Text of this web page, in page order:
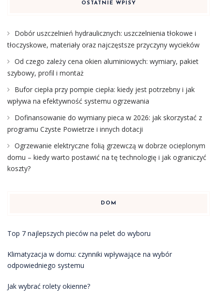
OSTATNIE WPISY
Dobór uszczelnień hydraulicznych: uszczelnienia tłokowe i
tłoczyskowe, materiały oraz najczęstsze przyczyny wycieków
Od czego zależy cena okien aluminiowych: wymiary, pakiet
szybowy, profil i montaż
Bufor ciepła przy pompie ciepła: kiedy jest potrzebny i jak
wpływa na efektywność systemu ogrzewania
Dofinansowanie do wymiany pieca w 2026: jak skorzystać z
programu Czyste Powietrze i innych dotacji
Ogrzewanie elektryczne folią grzewczą w dobrze ocieplonym
domu – kiedy warto postawić na tę technologię i jak ograniczyć
koszty?
DOM
Top 7 najlepszych pieców na pelet do wyboru
Klimatyzacja w domu: czynniki wpływające na wybór
odpowiedniego systemu
Jak wybrać rolety okienne?